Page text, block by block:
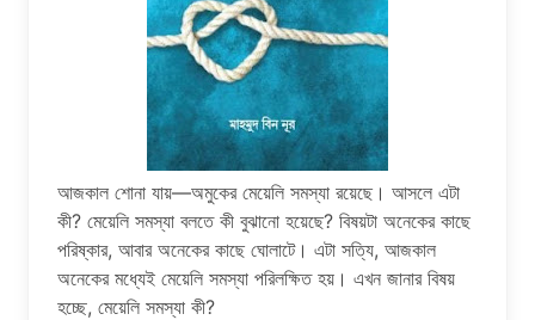
আজকাল শোনা যায়—অমুকের মেয়েলি সমস্যা রয়েছে। আসলে এটা
কী? মেয়েলি সমস্যা বলতে কী বুঝানো হয়েছে? বিষয়টা অনেকের কাছে
পরিষ্কার, আবার অনেকের কাছে ঘোলাটে। এটা সত্যি, আজকাল
অনেকের মধ্যেই মেয়েলি সমস্যা পরিলক্ষিত হয়। এখন জানার বিষয়
হচ্ছে, মেয়েলি সমস্যা কী?